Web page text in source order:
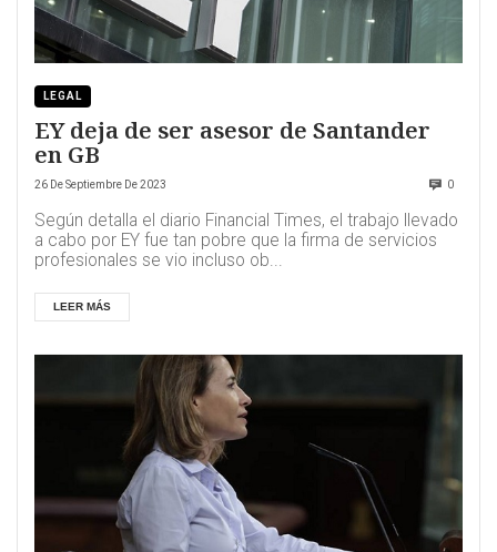
LEGAL
EY deja de ser asesor de Santander
en GB
26 De Septiembre De 2023 0
Según detalla el diario Financial Times, el trabajo llevado
a cabo por EY fue tan pobre que la firma de servicios
profesionales se vio incluso ob...
LEER MÁS